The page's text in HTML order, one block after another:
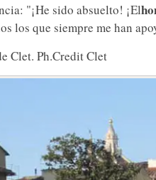
"¡He sido absuelto! ¡El
los que siempre me han
Clet. Ph.Credit Clet